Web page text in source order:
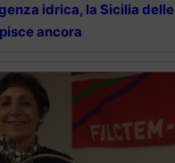
idrica, la Sicilia delle
ancora